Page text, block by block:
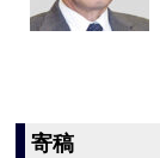
寄稿